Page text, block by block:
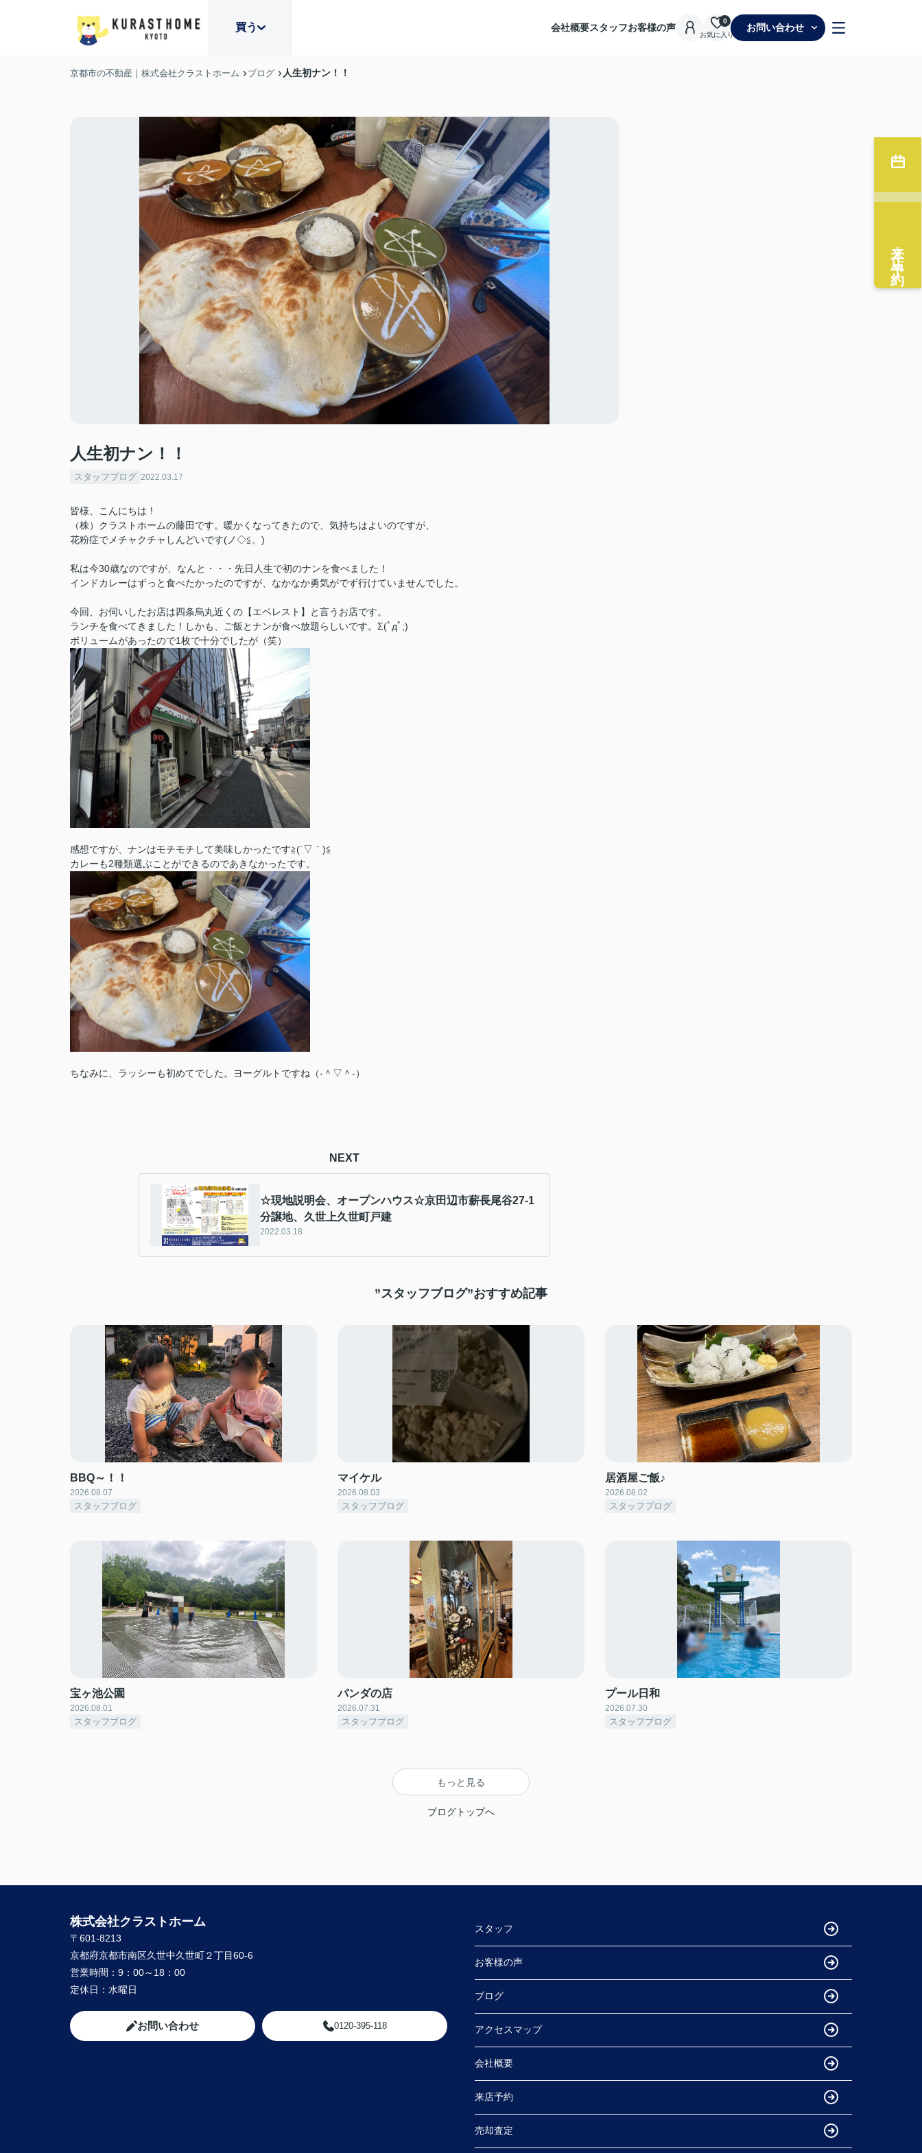
買う 会社概要スタッフお客様の声
お気に入り
0
お問い合わせ
京都市の不動産｜株式会社クラストホーム ブログ 人生初ナン！！
人生初ナン！！
スタッフブログ 2022.03.17
皆様、こんにちは！
（株）クラストホームの藤田です。暖かくなってきたので、気持ちはよいのですが、
花粉症でメチャクチャしんどいです(ノ◇≦。)
私は今30歳なのですが、なんと・・・先日人生で初のナンを食べました！
インドカレーはずっと食べたかったのですが、なかなか勇気がでず行けていませんでした。
今回、お伺いしたお店は四条烏丸近くの【エベレスト】と言うお店です。
ランチを食べてきました！しかも、ご飯とナンが食べ放題らしいです。Σ(ﾟдﾟ;)
ボリュームがあったので1枚で十分でしたが（笑）
感想ですが、ナンはモチモチして美味しかったです≧(´▽｀)≦
カレーも2種類選ぶことができるのであきなかったです。
ちなみに、ラッシーも初めてでした。ヨーグルトですね（‐＾▽＾‐）
NEXT
☆現地説明会、オープンハウス☆京田辺市薪長尾谷27-1
分譲地、久世上久世町戸建
2022.03.18
”スタッフブログ”おすすめ記事
BBQ～！！
2026.08.07
スタッフブログ
マイケル
2026.08.03
スタッフブログ
居酒屋ご飯♪
2026.08.02
スタッフブログ
宝ヶ池公園
2026.08.01
スタッフブログ
パンダの店
2026.07.31
スタッフブログ
プール日和
2026.07.30
スタッフブログ
もっと見る
ブログトップへ
来店予約
株式会社クラストホーム
〒601-8213
京都府京都市南区久世中久世町２丁目60-6
営業時間： 9：00～18：00
定休日： 水曜日
お問い合わせ 0120-395-118
スタッフ
お客様の声
ブログ
アクセスマップ
会社概要
来店予約
売却査定